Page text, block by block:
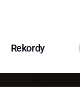
Rekordy